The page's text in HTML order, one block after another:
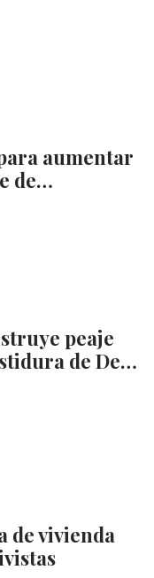
aumentar
de…
peaje
de De…
de vivienda